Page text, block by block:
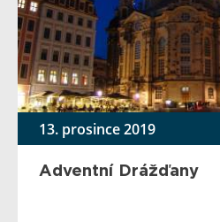
13. prosince 2019
Adventní Drážďany